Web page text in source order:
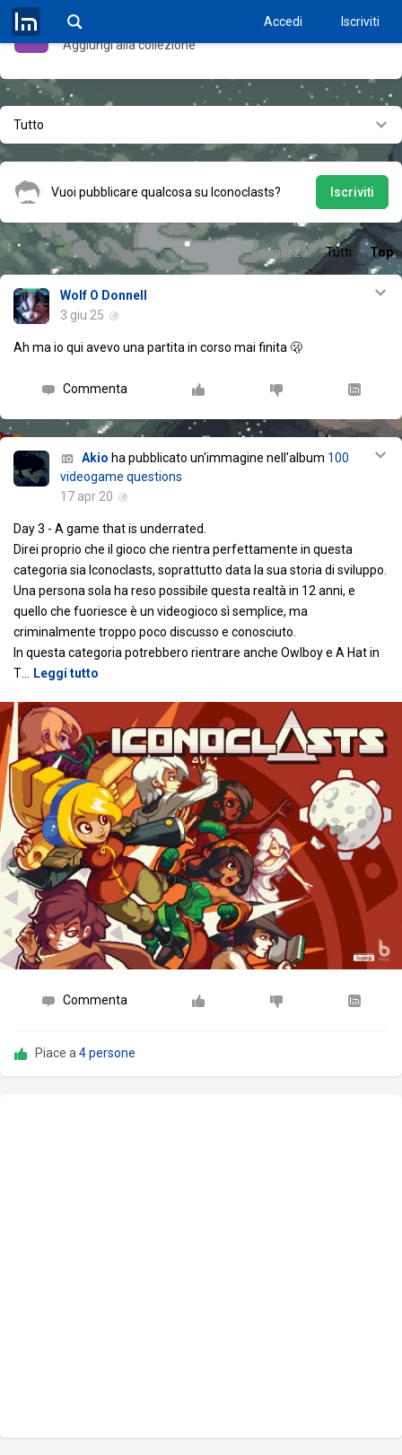
Accedi Iscriviti
Visitatore
Aggiungi alla collezione
Tutto
Vuoi pubblicare qualcosa su Iconoclasts? Iscriviti
Visualizza Tutti Top
Wolf O Donnell
3 giu 25
Ah ma io qui avevo una partita in corso mai finita 🫢
Commenta
Akio ha pubblicato un'immagine nell'album 100
videogame questions
17 apr 20
Day 3 - A game that is underrated.
Direi proprio che il gioco che rientra perfettamente in questa
categoria sia Iconoclasts, soprattutto data la sua storia di sviluppo.
Una persona sola ha reso possibile questa realtà in 12 anni, e
quello che fuoriesce è un videogioco sì semplice, ma
criminalmente troppo poco discusso e conosciuto.
In questa categoria potrebbero rientrare anche Owlboy e A Hat in
T… Leggi tutto
Commenta
Piace a4 persone